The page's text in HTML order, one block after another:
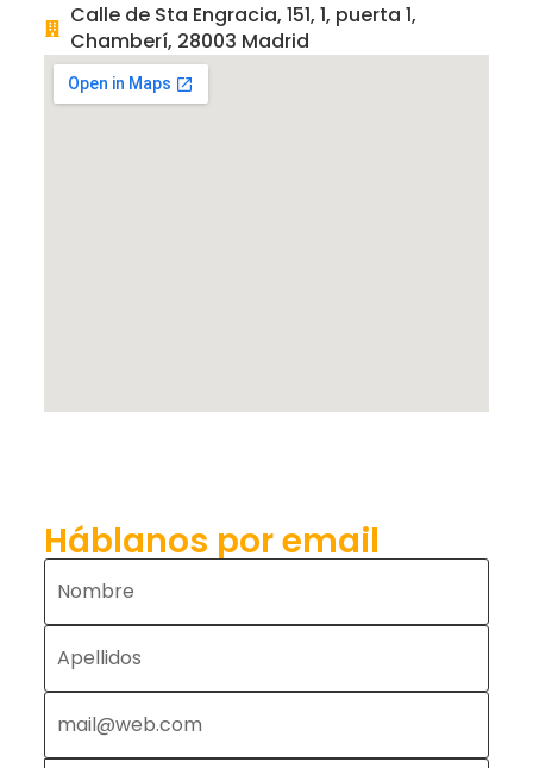
Calle de Sta Engracia, 151, 1, puerta 1,
Chamberí, 28003 Madrid
Háblanos por email